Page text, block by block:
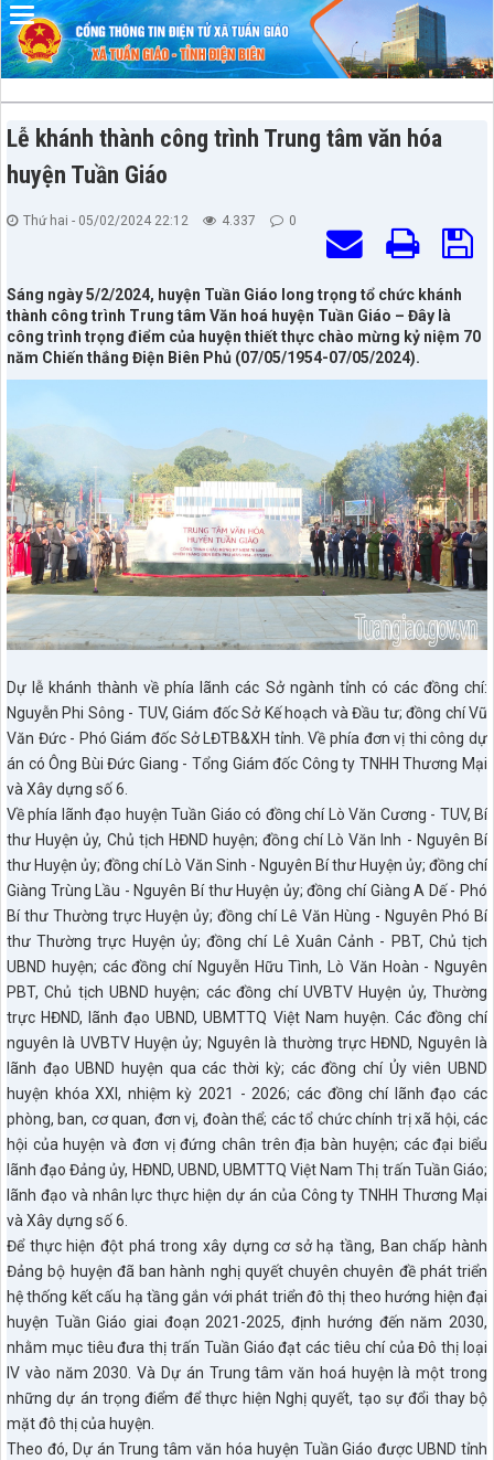
Lễ khánh thành công trình Trung tâm văn hóa
huyện Tuần Giáo
Thứ hai - 05/02/2024 22:12 4.337 0
Sáng ngày 5/2/2024, huyện Tuần Giáo long trọng tổ chức khánh
thành công trình Trung tâm Văn hoá huyện Tuần Giáo – Đây là
công trình trọng điểm của huyện thiết thực chào mừng kỷ niệm 70
năm Chiến thắng Điện Biên Phủ (07/05/1954-07/05/2024).
Dự lễ khánh thành về phía lãnh các Sở ngành tỉnh có các đồng chí:
Nguyễn Phi Sông - TUV, Giám đốc Sở Kế hoạch và Đầu tư; đồng chí Vũ
Văn Đức - Phó Giám đốc Sở LĐTB&XH tỉnh. Về phía đơn vị thi công dự
án có Ông Bùi Đức Giang - Tổng Giám đốc Công ty TNHH Thương Mại
và Xây dựng số 6.
Về phía lãnh đạo huyện Tuần Giáo có đồng chí Lò Văn Cương - TUV, Bí
thư Huyện ủy, Chủ tịch HĐND huyện; đồng chí Lò Văn Inh - Nguyên Bí
thư Huyện ủy; đồng chí Lò Văn Sinh - Nguyên Bí thư Huyện ủy; đồng chí
Giàng Trùng Lầu - Nguyên Bí thư Huyện ủy; đồng chí Giàng A Dế - Phó
Bí thư Thường trực Huyện ủy; đồng chí Lê Văn Hùng - Nguyên Phó Bí
thư Thường trực Huyện ủy; đồng chí Lê Xuân Cảnh - PBT, Chủ tịch
UBND huyện; các đồng chí Nguyễn Hữu Tình, Lò Văn Hoàn - Nguyên
PBT, Chủ tịch UBND huyện; các đồng chí UVBTV Huyện ủy, Thường
trực HĐND, lãnh đạo UBND, UBMTTQ Việt Nam huyện. Các đồng chí
nguyên là UVBTV Huyện ủy; Nguyên là thường trực HĐND, Nguyên là
lãnh đạo UBND huyện qua các thời kỳ; các đồng chí Ủy viên UBND
huyện khóa XXI, nhiệm kỳ 2021 - 2026; các đồng chí lãnh đạo các
phòng, ban, cơ quan, đơn vị, đoàn thể; các tổ chức chính trị xã hội, các
hội của huyện và đơn vị đứng chân trên địa bàn huyện; các đại biểu
lãnh đạo Đảng ủy, HĐND, UBND, UBMTTQ Việt Nam Thị trấn Tuần Giáo;
lãnh đạo và nhân lực thực hiện dự án của Công ty TNHH Thương Mại
và Xây dựng số 6.
Để thực hiện đột phá trong xây dựng cơ sở hạ tầng, Ban chấp hành
Đảng bộ huyện đã ban hành nghị quyết chuyên chuyên đề phát triển
hệ thống kết cấu hạ tầng gắn với phát triển đô thị theo hướng hiện đại
huyện Tuần Giáo giai đoạn 2021-2025, định hướng đến năm 2030,
nhằm mục tiêu đưa thị trấn Tuần Giáo đạt các tiêu chí của Đô thị loại
IV vào năm 2030. Và Dự án Trung tâm văn hoá huyện là một trong
những dự án trọng điểm để thực hiện Nghị quyết, tạo sự đổi thay bộ
mặt đô thị của huyện.
Theo đó, Dự án Trung tâm văn hóa huyện Tuần Giáo được UBND tỉnh
Đã kết nối EMC